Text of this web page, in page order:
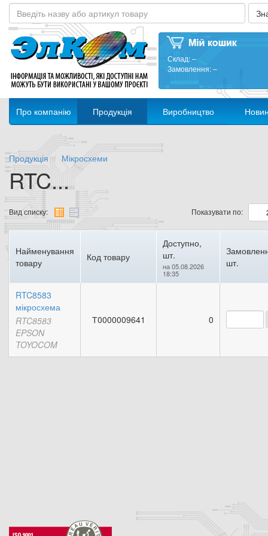
Склад:–
Замовлення:–
Про компанію Продукція Виробництво
Продукція Мікросхеми
RTC...
Вид списку: Показувати по:
Найменування
товару
Код товару
Доступно,
шт.
на 05.08.2026
18:35
шт.
RTC8583
мікросхема
RTC8583
EPSON
TOYOCOM
Т0000009641 0